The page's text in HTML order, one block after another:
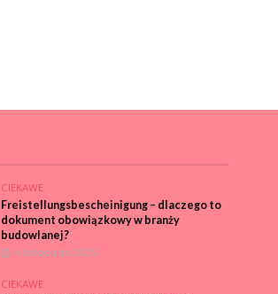
CIEKAWE
Freistellungsbescheinigung – dlaczego to
dokument obowiązkowy w branży
budowlanej?
4 listopada 2025
CIEKAWE